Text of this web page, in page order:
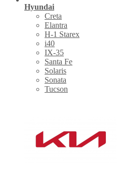
Hyundai
Creta
Elantra
H-1 Starex
i40
IX-35
Santa Fe
Solaris
Sonata
Tucson